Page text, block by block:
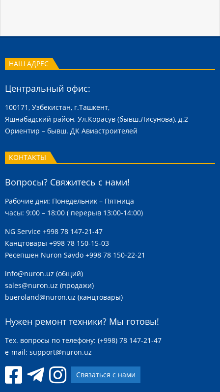
НАШ АДРЕС
Центральный офис:
100171, Узбекистан, г.Ташкент,
Яшнабадский район, Ул.Корасув (бывш.Лисунова), д.2
Ориентир – бывш. ДК Авиастроителей
КОНТАКТЫ
Вопросы? Свяжитесь с нами!
Рабочие дни: Понедельник – Пятница
часы: 9:00 – 18:00 ( перерыв 13:00-14:00)
NG Service +998 78 147-21-47
Канцтовары +998 78 150-15-03
Ресепшен Nuron Savdo +998 78 150-22-21
info@nuron.uz (общий)
sales@nuron.uz (продажи)
bueroland@nuron.uz (канцтовары)
Нужен ремонт техники? Мы готовы!
Тех. вопросы по телефону: (+998) 78 147-21-47
e-mail: support@nuron.uz
Связаться с нами